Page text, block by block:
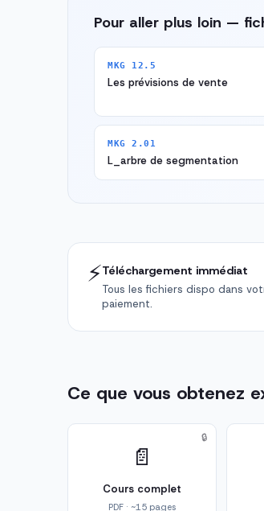
Pour aller plus loin —
MKG 12.5
Les prévisions de vente
MKG 2.01
L_arbre de segmentation
⚡Téléchargement immédiat
Tous les fichiers dispo dans
paiement.
Ce que vous obtenez
📄
Cours complet
PDF · ~15 pages
🔒